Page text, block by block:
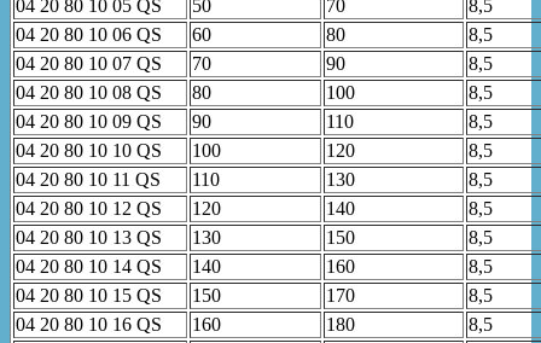
04 20 80 10 05 QS
50 70
8,5
04 20 80 10 06 QS
60 80
8,5
04 20 80 10 07 QS
70 90
8,5
04 20 80 10 08 QS
80 100
8,5
04 20 80 10 09 QS
90 110
8,5
04 20 80 10 10 QS
100 120
8,5
04 20 80 10 11 QS
110 130
8,5
04 20 80 10 12 QS
120 140
8,5
04 20 80 10 13 QS
130 150
8,5
04 20 80 10 14 QS
140 160
8,5
04 20 80 10 15 QS
150 170
8,5
04 20 80 10 16 QS
160 180
8,5